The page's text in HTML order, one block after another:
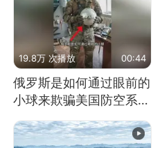
19.8万 次播放 00:44
俄罗斯是如何通过眼前的
小球来欺骗美国防空系统